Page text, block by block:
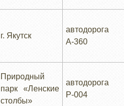
г. Якутск
автодорога
А-360
Природный
парк «Ленские
столбы»
автодорога
Р-004